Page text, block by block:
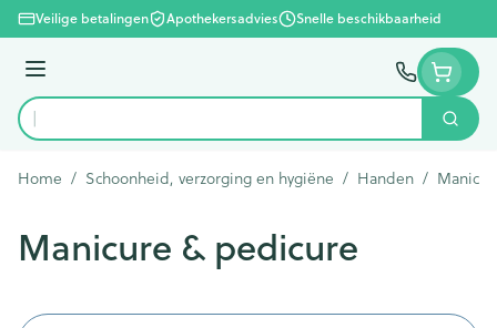
Ga naar de inhoud
Veilige betalingen Apothekersadvies Snelle beschikbaarheid
Menu
Product, merk, categorie... Zoek
Home / Schoonheid, verzorging en hygiëne / Handen /
Manicure & pedicure